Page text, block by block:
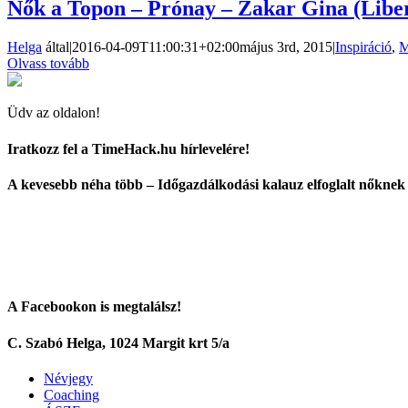
Nők a Topon – Prónay – Zakar Gina
Helga által|2016-04-09T11:00:31+02:00május 3rd, 2015|Inspiráció,
Olvass tovább
Üdv az oldalon!
Iratkozz fel a TimeHack.hu hírlevelére!
A kevesebb néha több – Időgazdálkodási kalauz elfoglalt nőknek
A Facebookon is megtalálsz!
C. Szabó Helga, 1024 Margit krt 5/a
Névjegy
Coaching